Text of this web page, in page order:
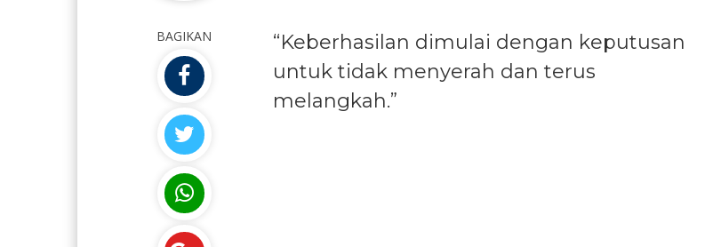
BAGIKAN
“Keberhasilan dimulai dengan keputusan
untuk tidak menyerah dan terus
melangkah.”